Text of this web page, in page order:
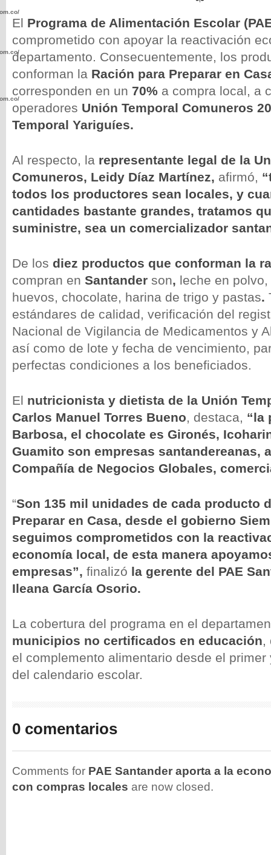
El Programa de Alimentación Escolar
comprometido con apoyar la reactivación
departamento. Consecuentemente, los
conforman la Ración para Preparar en
corresponden en un 70% a compra local, a
operadores Unión Temporal Comuneros
Temporal Yariguíes.
Al respecto, la representante legal de la
Comuneros, Leidy Díaz Martínez, afirmó,
todos los productores sean locales, y
cantidades bastante grandes, tratamos
suministre, sea un comercializador
De los diez productos que conforman la
compran en Santander son, leche en
huevos, chocolate, harina de trigo y pastas.
estándares de calidad, verificación del
Nacional de Vigilancia de Medicamentos y
así como de lote y fecha de vencimiento,
perfectas condiciones a los beneficiados.
El nutricionista y dietista de la Unión
Carlos Manuel Torres Bueno, destaca, “la
Barbosa, el chocolate es Gironés,
Guamito son empresas santandereanas,
Compañía de Negocios Globales,
“Son 135 mil unidades de cada producto
Preparar en Casa, desde el gobierno
seguimos comprometidos con la
economía local, de esta manera
empresas”, finalizó la gerente del PAE
Ileana García Osorio.
La cobertura del programa en el
municipios no certificados en educación,
el complemento alimentario desde el
del calendario escolar.
0 comentarios
Comments for PAE Santander aporta a la
con compras locales are now closed.
wp-
wp-
wp-
wp-